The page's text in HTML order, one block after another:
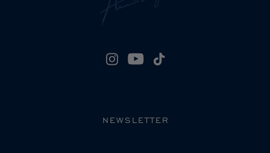
NEWSLETTER